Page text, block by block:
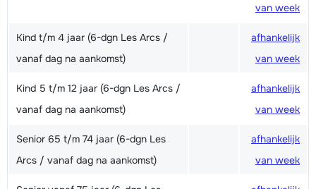
van week
Kind t/m 4 jaar (6-dgn Les Arcs /
vanaf dag na aankomst)
afhankelijk
van week
Kind 5 t/m 12 jaar (6-dgn Les Arcs /
vanaf dag na aankomst)
afhankelijk
van week
Senior 65 t/m 74 jaar (6-dgn Les
Arcs / vanaf dag na aankomst)
afhankelijk
van week